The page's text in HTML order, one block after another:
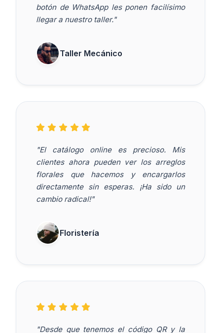
botón de WhatsApp les ponen facilísimo
llegar a nuestro taller."
Taller Mecánico
"El catálogo online es precioso. Mis
clientes ahora pueden ver los arreglos
florales que hacemos y encargarlos
directamente sin esperas. ¡Ha sido un
cambio radical!"
Floristería
"Desde que tenemos el código QR y la